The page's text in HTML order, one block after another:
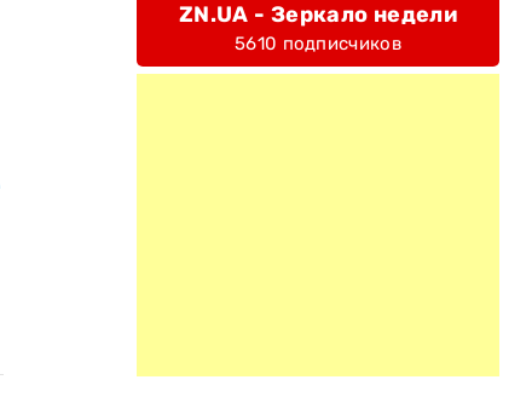
ZN.UA - Зеркало недели
5610 подписчиков